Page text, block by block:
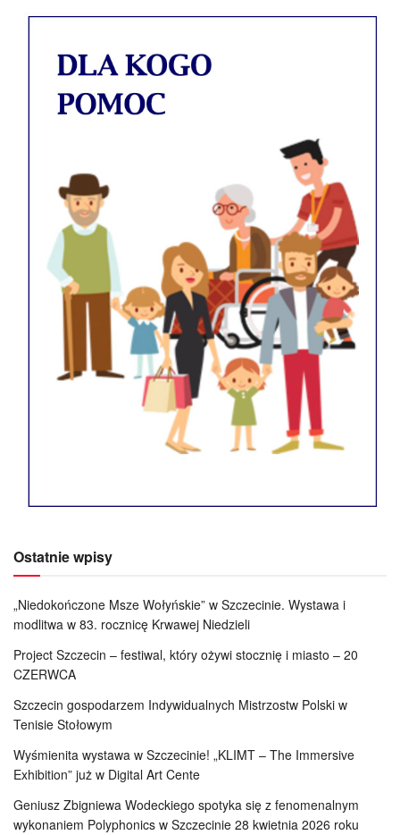
Ostatnie wpisy
„Niedokończone Msze Wołyńskie” w Szczecinie. Wystawa i
modlitwa w 83. rocznicę Krwawej Niedzieli
Project Szczecin – festiwal, który ożywi stocznię i miasto – 20
CZERWCA
Szczecin gospodarzem Indywidualnych Mistrzostw Polski w
Tenisie Stołowym
Wyśmienita wystawa w Szczecinie! „KLIMT – The Immersive
Exhibition” już w Digital Art Cente
Geniusz Zbigniewa Wodeckiego spotyka się z fenomenalnym
wykonaniem Polyphonics w Szczecinie 28 kwietnia 2026 roku